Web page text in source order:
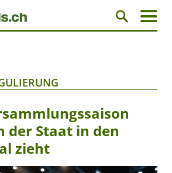
der Staat in den
zieht